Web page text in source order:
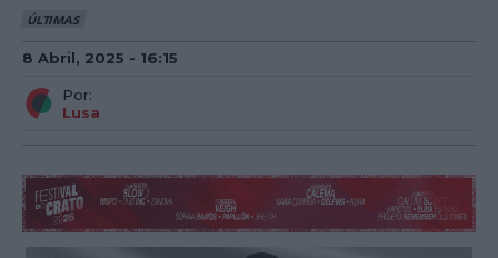
ÚLTIMAS
8 Abril, 2025 - 16:15
Por:
Lusa